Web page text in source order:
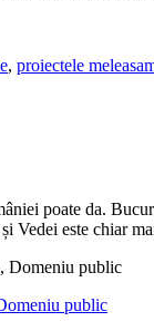
, proiectele mele
poate da.
Vedei este chiar
public